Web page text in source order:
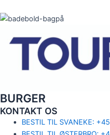
BURGER
KONTAKT OS
BESTIL TIL SVANEKE: